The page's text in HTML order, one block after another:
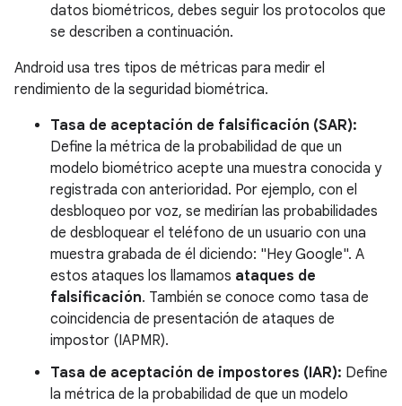
datos biométricos, debes seguir los protocolos que
se describen a continuación.
Android usa tres tipos de métricas para medir el
rendimiento de la seguridad biométrica.
Tasa de aceptación de falsificación (SAR):
Define la métrica de la probabilidad de que un
modelo biométrico acepte una muestra conocida y
registrada con anterioridad. Por ejemplo, con el
desbloqueo por voz, se medirían las probabilidades
de desbloquear el teléfono de un usuario con una
muestra grabada de él diciendo: "Hey Google". A
estos ataques los llamamos ataques de
falsificación. También se conoce como tasa de
coincidencia de presentación de ataques de
impostor (IAPMR).
Tasa de aceptación de impostores (IAR): Define
la métrica de la probabilidad de que un modelo